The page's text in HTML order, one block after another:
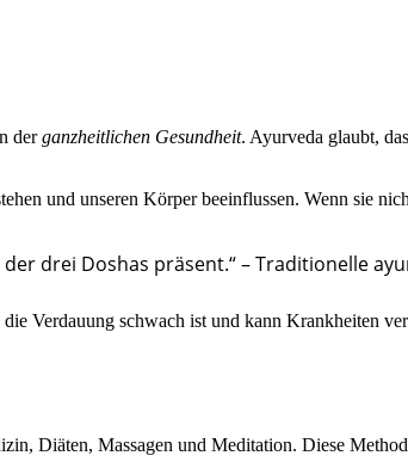
derganzheitlichen Gesundheit. Ayurveda glaubt,
und unseren Körper beeinflussen. Wenn sie
drei Doshas präsent.“ – Traditionelle
die Verdauung schwach ist und kann Krankheiten
Diäten, Massagen und Meditation. Diese